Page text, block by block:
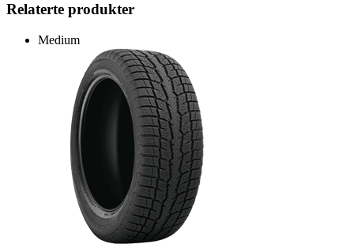
Relaterte produkter
Medium